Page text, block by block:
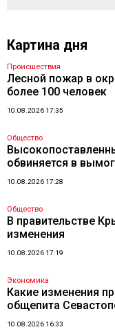
Картина дня
Происшествия
Лесной пожар в
более 100 человек
10.08.2026 17:35
Общество
обвиняется в
10.08.2026 17:28
Общество
В правительстве
изменения
10.08.2026 17:19
Экономика
Какие изменения
общепита
10.08.2026 16:33